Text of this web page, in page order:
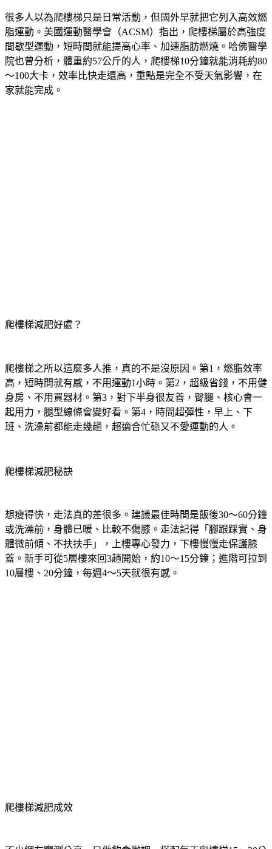
脂運動。美國運動醫學會（ACSM）指出，爬樓梯屬於高強度
間歇型運動，短時間就能提高心率、加速脂肪燃燒。哈佛醫學
院也曾分析，體重約57公斤的人，爬樓梯10分鐘就能消耗約80
～100大卡，效率比快走還高，重點是完全不受天氣影響，在
家就能完成。
高，短時間就有感，不用運動1小時。第2，超級省錢，不用健
身房、不用買器材。第3，對下半身很友善，臀腿、核心會一
起用力，腿型線條會變好看。第4，時間超彈性，早上、下
班、洗澡前都能走幾趟，超適合忙碌又不愛運動的人。
或洗澡前，身體已暖、比較不傷膝。走法記得「腳跟踩實、身
體微前傾、不扶扶手」，上樓專心發力，下樓慢慢走保護膝
蓋。新手可從5層樓來回3趟開始，約10～15分鐘；進階可拉到
10層樓、20分鐘，每週4～5天就很有感。